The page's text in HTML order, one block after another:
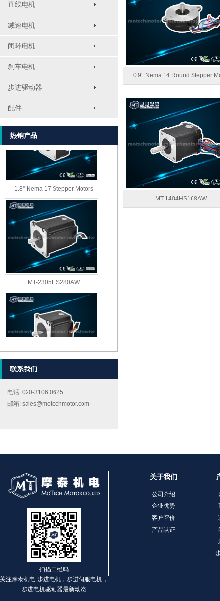
直线电机
减速电机
闭环电机
刹车电机
步进驱动器
配件
热销产品
MT-1705HS200A
1.8° Nema 17 Stepper Motors
MT-2305HS280AW
MT-2303HS280AW
MT-1703HS168A
联系我们
电话: 020-3106 0625
邮箱: sales@motechmotor.com
0.9° Nema 14 Round Stepper
MT-1404HS168AW
扫描二维码
关注摩泰机电-步进电机，步进伺服电机，
步进电机驱动器最新动态
关于我们
公司介绍
企业优势
客户评价
产品认证